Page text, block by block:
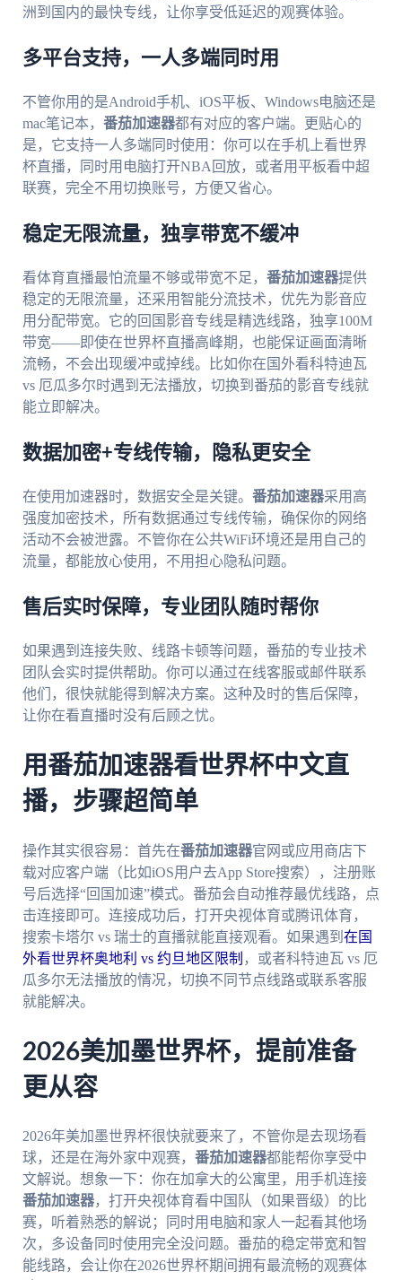
洲到国内的最快专线，让你享受低延迟的观赛体验。
多平台支持，一人多端同时用
不管你用的是Android手机、iOS平板、Windows电脑还是
mac笔记本， 番茄加速器都有对应的客户端。更贴心的
是，它支持一人多端同时使用：你可以在手机上看世界
杯直播，同时用电脑打开NBA回放，或者用平板看中超
联赛，完全不用切换账号，方便又省心。
稳定无限流量，独享带宽不缓冲
看体育直播最怕流量不够或带宽不足， 番茄加速器提供
稳定的无限流量，还采用智能分流技术，优先为影音应
用分配带宽。它的回国影音专线是精选线路，独享100M
带宽——即使在世界杯直播高峰期，也能保证画面清晰
流畅，不会出现缓冲或掉线。比如你在国外看科特迪瓦
vs 厄瓜多尔时遇到无法播放，切换到番茄的影音专线就
能立即解决。
数据加密+专线传输，隐私更安全
在使用加速器时，数据安全是关键。 番茄加速器采用高
强度加密技术，所有数据通过专线传输，确保你的网络
活动不会被泄露。不管你在公共WiFi环境还是用自己的
流量，都能放心使用，不用担心隐私问题。
售后实时保障，专业团队随时帮你
如果遇到连接失败、线路卡顿等问题，番茄的专业技术
团队会实时提供帮助。你可以通过在线客服或邮件联系
他们，很快就能得到解决方案。这种及时的售后保障，
让你在看直播时没有后顾之忧。
用番茄加速器看世界杯中文直
播，步骤超简单
操作其实很容易：首先在番茄加速器官网或应用商店下
载对应客户端（比如iOS用户去App Store搜索），注册账
号后选择“回国加速”模式。番茄会自动推荐最优线路，点
击连接即可。连接成功后，打开央视体育或腾讯体育，
搜索卡塔尔 vs 瑞士的直播就能直接观看。如果遇到 在国
外看世界杯奥地利 vs 约旦地区限制 ，或者科特迪瓦 vs 厄
瓜多尔无法播放的情况，切换不同节点线路或联系客服
就能解决。
2026美加墨世界杯，提前准备
更从容
2026年美加墨世界杯很快就要来了，不管你是去现场看
球，还是在海外家中观赛， 番茄加速器都能帮你享受中
文解说。想象一下：你在加拿大的公寓里，用手机连接
番茄加速器，打开央视体育看中国队（如果晋级）的比
赛，听着熟悉的解说；同时用电脑和家人一起看其他场
次，多设备同时使用完全没问题。番茄的稳定带宽和智
能线路，会让你在2026世界杯期间拥有最流畅的观赛体